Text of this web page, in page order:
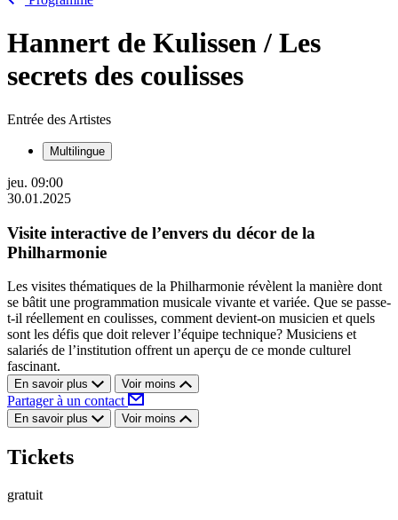
Hannert de Kulissen / Les
secrets des coulisses
Entrée des Artistes
Multilingue
jeu. 09:00
30.01.2025
Visite interactive de l’envers du décor de la
Philharmonie
Les visites thématiques de la Philharmonie révèlent la manière dont
se bâtit une programmation musicale vivante et variée. Que se passe-
t-il réellement en coulisses, comment devient-on musicien et quels
sont les défis que doit relever l’équipe technique? Musiciens et
salariés de l’institution offrent un aperçu de ce monde culturel
fascinant.
En savoir plus Voir moins
Partager à un contact
En savoir plus Voir moins
Tickets
gratuit